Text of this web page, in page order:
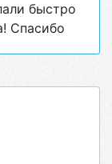
быстро
Спасибо